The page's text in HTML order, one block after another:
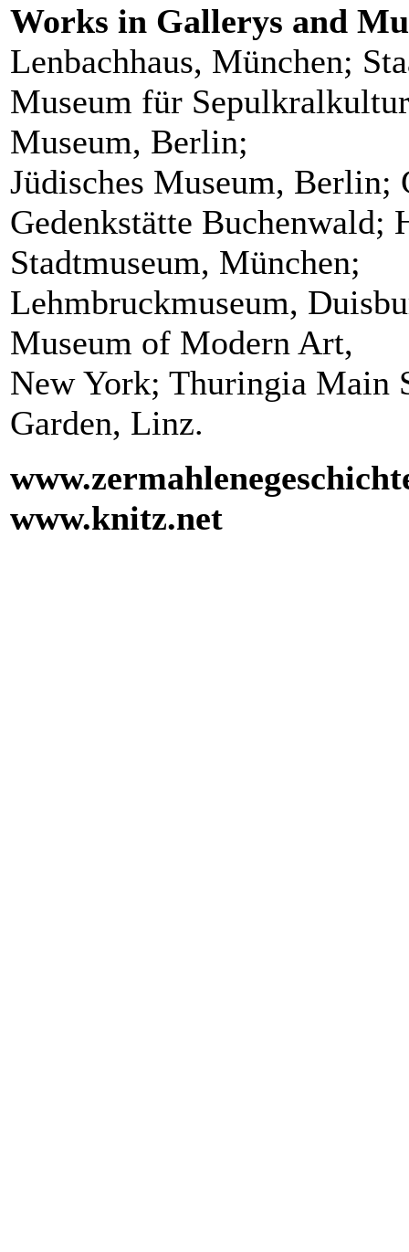
Works in Gallerys and
Lenbachhaus, München;
Museum für
Museum, Berlin;
Jüdisches Museum, Berlin;
Gedenkstätte Buchenwald;
Stadtmuseum, München;
Lehmbruckmuseum,
Museum of Modern Art,
New York; Thuringia Main
Garden, Linz.
www.knitz.net